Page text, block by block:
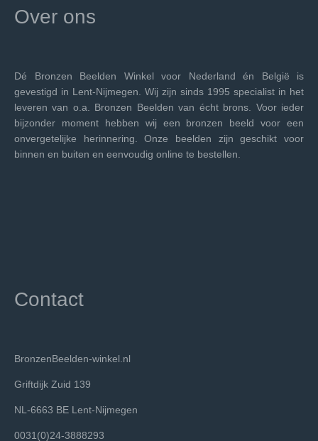
Over ons
Dé Bronzen Beelden Winkel voor Nederland én België is
gevestigd in Lent-Nijmegen. Wij zijn sinds 1995 specialist in het
leveren van o.a. Bronzen Beelden van écht brons. Voor ieder
bijzonder moment hebben wij een bronzen beeld voor een
onvergetelijke herinnering. Onze beelden zijn geschikt voor
binnen en buiten en eenvoudig online te bestellen.
Contact
BronzenBeelden-winkel.nl
Griftdijk Zuid 139
NL-6663 BE Lent-Nijmegen
0031(0)24-3888293